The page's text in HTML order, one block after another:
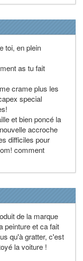
toi, en plein
as tu fait
crame plus les
special
et bien poncé la
accroche
difficiles pour
comment
de la marque
peinture et ca fait
qu'à gratter, c'est
la voiture !